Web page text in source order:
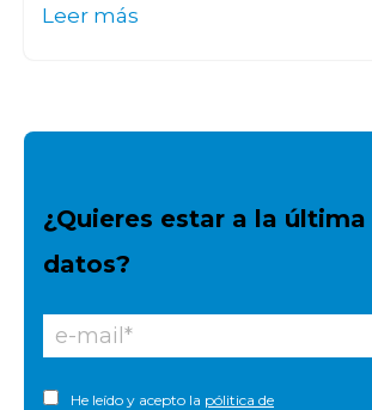
Leer más
¿Quieres estar a la última
datos?
He leído y acepto la pólitica de